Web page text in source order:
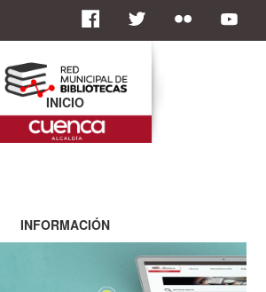
INICIO
INFORMACIÓN